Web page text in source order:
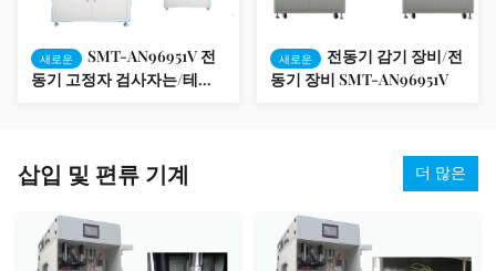
새로운
SMT-AN96951V 전
동기 고정자 검사자는/테스
새로운
전동기 감기 장비/전
동기 장비 SMT-AN96951V
삽입 및 편류 기계 더 많은